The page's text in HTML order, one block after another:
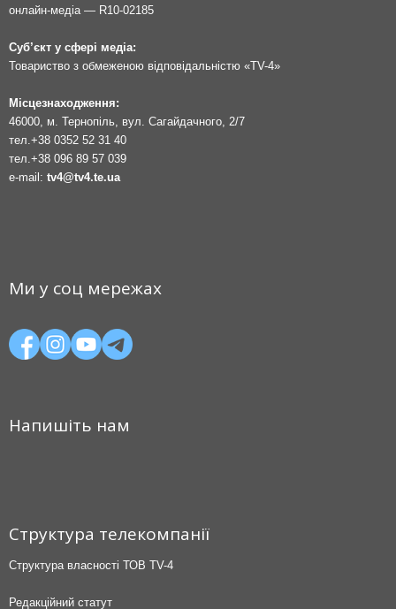
онлайн-медіа — R10-02185
Суб’єкт у сфері медіа:
Товариство з обмеженою відповідальністю «TV-4»
Місцезнаходження:
46000, м. Тернопіль, вул. Сагайдачного, 2/7
тел.+38 0352 52 31 40
тел.+38 096 89 57 039
e-mail: tv4@tv4.te.ua
Ми у соц мережах
Напишіть нам
Структура телекомпанії
Структура власності ТОВ TV-4
Редакційний статут